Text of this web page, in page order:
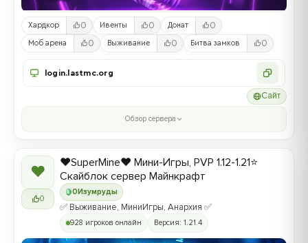
Хардкор 0 Ивенты 0 Донат 0
Моб арена 0 Выживание 0 Битва замков 0
login.lastmc.org
Сайт
Обзор сервера
❤
0
0 Изумруды
❤️SuperMine❤️ Мини-Игры, PVP 1.12-1.21⭐
Скайблок сервер Майнкрафт
✅ Выживание, МиниИгры, Анархия ✅
928 игроков онлайн Версия: 1.21.4